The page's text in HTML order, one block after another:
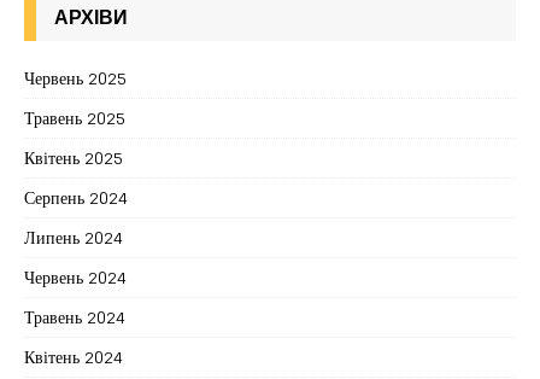
АРХІВИ
Червень 2025
Травень 2025
Квітень 2025
Серпень 2024
Липень 2024
Червень 2024
Травень 2024
Квітень 2024